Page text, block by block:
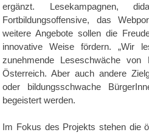
ergänzt. Lesekampagnen,
Fortbildungsoffensive, das
weitere Angebote sollen die
innovative Weise fördern. „Wir
zunehmende Leseschwäche von
Österreich. Aber auch andere
oder bildungsschwache
begeistert werden.
Im Fokus des Projekts stehen die